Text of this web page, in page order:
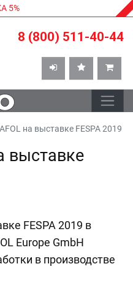
5%
8 (800) 511-40-44
на выставке FESPA 2019
выставке
FESPA 2019 в
Europe GmbH
в производстве